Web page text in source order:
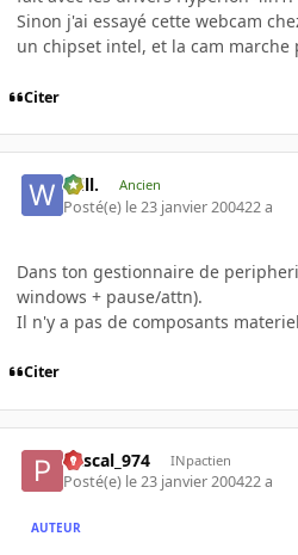
Sinon j'ai essayé cette webcam
un chipset intel, et la cam marche
Citer
Will. Ancien
Posté(e) le 23 janvier 200422 a
Dans ton gestionnaire de
windows + pause/attn).
Il n'y a pas de composants
Citer
Pascal_974 INpactien
Posté(e) le 23 janvier 200422 a
AUTEUR